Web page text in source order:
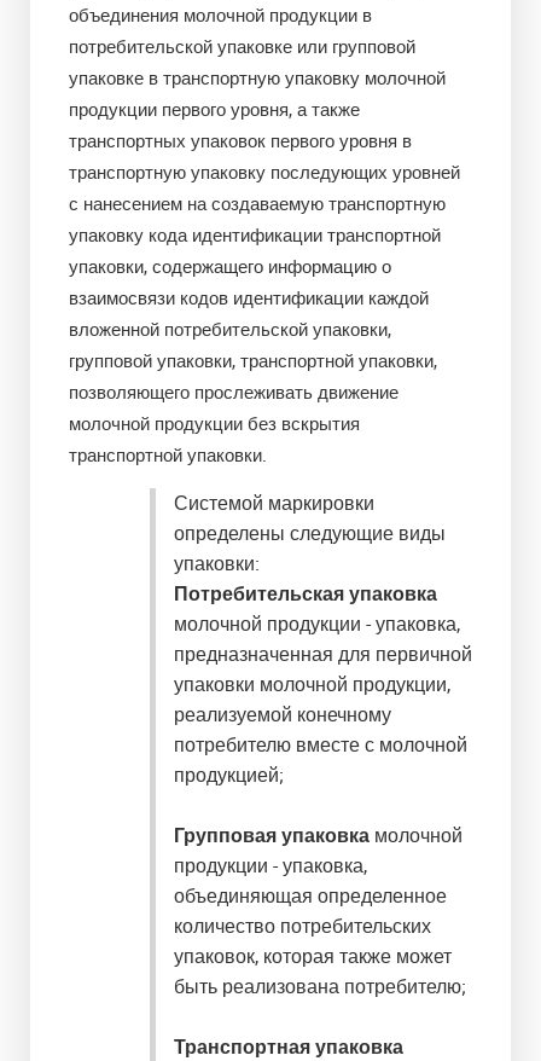
объединения молочной продукции в
потребительской упаковке или групповой
упаковке в транспортную упаковку молочной
продукции первого уровня, а также
транспортных упаковок первого уровня в
транспортную упаковку последующих уровней
с нанесением на создаваемую транспортную
упаковку кода идентификации транспортной
упаковки, содержащего информацию о
взаимосвязи кодов идентификации каждой
вложенной потребительской упаковки,
групповой упаковки, транспортной упаковки,
позволяющего прослеживать движение
молочной продукции без вскрытия
транспортной упаковки.
Системой маркировки
определены следующие виды
упаковки:
Потребительская упаковка
молочной продукции - упаковка,
предназначенная для первичной
упаковки молочной продукции,
реализуемой конечному
потребителю вместе с молочной
продукцией;
Групповая упаковка молочной
продукции - упаковка,
объединяющая определенное
количество потребительских
упаковок, которая также может
быть реализована потребителю;
Транспортная упаковка